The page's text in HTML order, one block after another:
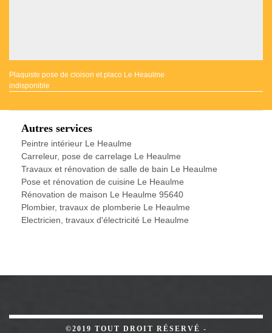
Plaquiste pose de cloison et placo Le Heaulme
indisponible
Autres services
Peintre intérieur Le Heaulme
Carreleur, pose de carrelage Le Heaulme
Travaux et rénovation de salle de bain Le Heaulme
Pose et rénovation de cuisine Le Heaulme
Rénovation de maison Le Heaulme 95640
Plombier, travaux de plomberie Le Heaulme
Electricien, travaux d'électricité Le Heaulme
©2019 TOUT DROIT RÉSERVÉ -